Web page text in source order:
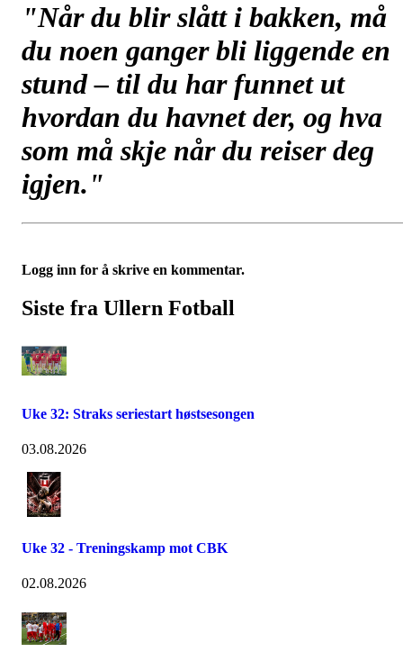
"Når du blir slått i bakken, må
du noen ganger bli liggende en
stund – til du har funnet ut
hvordan du havnet der, og hva
som må skje når du reiser deg
igjen."
Logg inn for å skrive en kommentar.
Siste fra Ullern Fotball
Uke 32: Straks seriestart høstsesongen
03.08.2026
Uke 32 - Treningskamp mot CBK
02.08.2026